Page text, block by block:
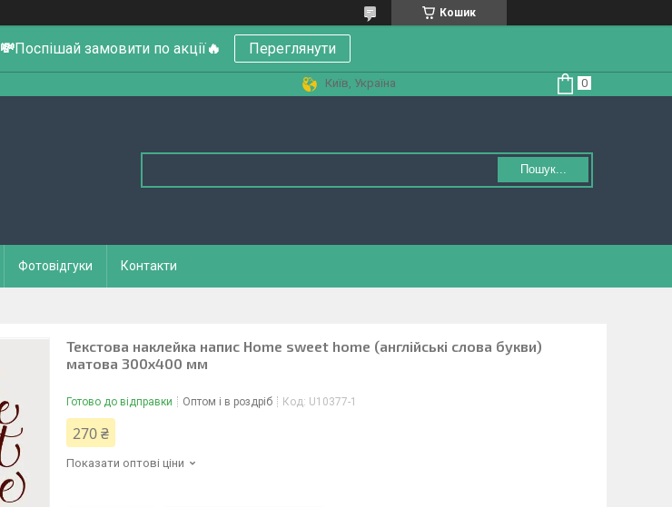
Кошик
💸Поспішай замовити по акції🔥 Переглянути
Київ, Україна
Пошук...
Фотовідгуки Контакти
Текстова наклейка напис Home sweet home (англійські слова букви)
матова 300x400 мм
Готово до відправки Оптом і в роздріб Код: U10377-1
270 ₴
Показати оптові ціни